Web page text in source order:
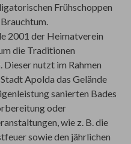
Frühschoppen
2001 der Heimatverein
die Traditionen
nutzt im Rahmen
Apolda das Gelände
sanierten Bades
oder
wie z. B. die
sowie den jährlichen